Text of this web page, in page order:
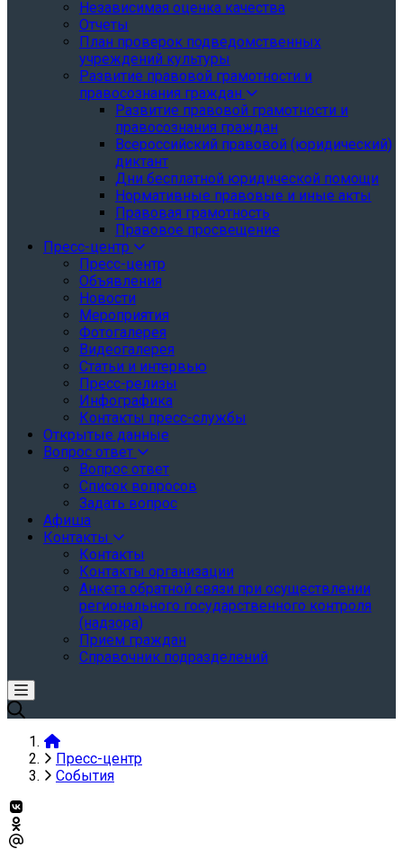
Независимая оценка качества
Отчеты
План проверок подведомственных
учреждений культуры
Развитие правовой грамотности и
правосознания граждан
Развитие правовой грамотности и
правосознания граждан
Всероссийский правовой (юридический)
диктант
Дни бесплатной юридической помощи
Нормативные правовые и иные акты
Правовая грамотность
Правовое просвещение
Пресс-центр
Пресс-центр
Объявления
Новости
Мероприятия
Фотогалерея
Видеогалерея
Статьи и интервью
Пресс-релизы
Инфографика
Контакты пресс-службы
Открытые данные
Вопрос ответ
Вопрос ответ
Список вопросов
Задать вопрос
Афиша
Контакты
Контакты
Контакты организации
Анкета обратной связи при осуществлении
регионального государственного контроля
(надзора)
Прием граждан
Справочник подразделений
Пресс-центр
События